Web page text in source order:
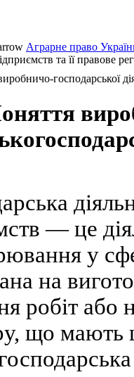
Аграрне право
та її правове
господарської
— це
у
на
робіт або
що мають